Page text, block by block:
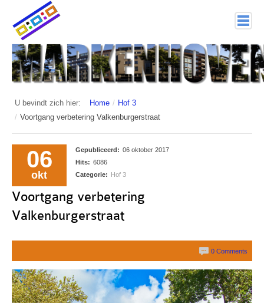
home
Markenhoven
Documenten
Veiligheid (mijn buurt van politie.nl)
Nieuwsbrieven
Historie
Hof 1
Bestuur en Commissies
Hof 2
U bevindt zich hier: Home / Hof 3
/ Voortgang verbetering Valkenburgerstraat
06
okt
Gepubliceerd: 06 oktober 2017
Hits: 6086
Categorie: Hof 3
Voortgang verbetering
Valkenburgerstraat
0 Comments